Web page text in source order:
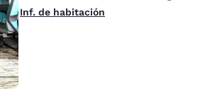
Inf. de habitación